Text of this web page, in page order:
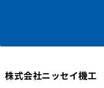
株式会社ニッセイ機工